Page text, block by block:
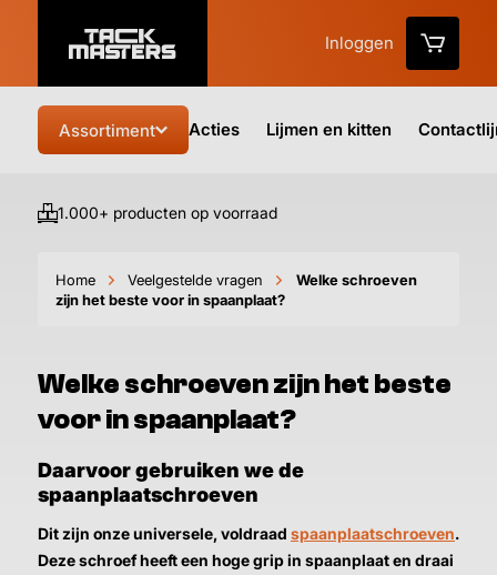
Inloggen
Assortiment Acties Lijmen en kitten
1.000+ producten op voorraad
Home Veelgestelde vragen
Welke schroeven
zijn het beste voor in spaanplaat?
Welke schroeven zijn het beste
voor in spaanplaat?
Daarvoor gebruiken we de
spaanplaatschroeven
Dit zijn onze universele, voldraad spaanplaatschroeven.
Deze schroef heeft een hoge grip in spaanplaat en draai